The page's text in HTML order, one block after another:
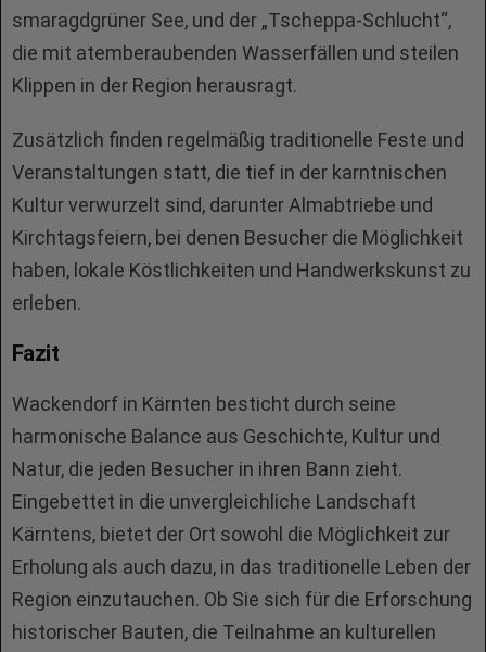
smaragdgrüner See, und der „Tscheppa-Schlucht“,
die mit atemberaubenden Wasserfällen und steilen
Klippen in der Region herausragt.
Zusätzlich finden regelmäßig traditionelle Feste und
Veranstaltungen statt, die tief in der karntnischen
Kultur verwurzelt sind, darunter Almabtriebe und
Kirchtagsfeiern, bei denen Besucher die Möglichkeit
haben, lokale Köstlichkeiten und Handwerkskunst zu
erleben.
Fazit
Wackendorf in Kärnten besticht durch seine
harmonische Balance aus Geschichte, Kultur und
Natur, die jeden Besucher in ihren Bann zieht.
Eingebettet in die unvergleichliche Landschaft
Kärntens, bietet der Ort sowohl die Möglichkeit zur
Erholung als auch dazu, in das traditionelle Leben der
Region einzutauchen. Ob Sie sich für die Erforschung
historischer Bauten, die Teilnahme an kulturellen